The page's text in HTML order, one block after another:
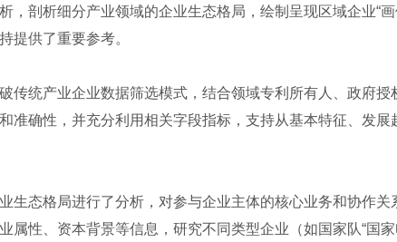
，剖析细分产业领域的企业生态格局，绘制呈现区域企业“
提供了重要参考。
传统产业企业数据筛选模式，结合领域专利所有人、政府
准确性，并充分利用相关字段指标，支持从基本特征、发
生态格局进行了分析，对参与企业主体的核心业务和协作关
性、资本背景等信息，研究不同类型企业（如国家队“国家